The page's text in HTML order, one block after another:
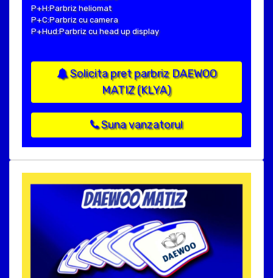
P+H:Parbriz heliomat
P+C:Parbriz cu camera
P+Hud:Parbriz cu head up display
Solicita pret parbriz DAEWOO
MATIZ (KLYA)
Suna vanzatorul